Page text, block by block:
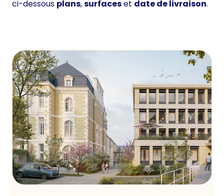
ci-dessous plans,surfaceset date de livraison.